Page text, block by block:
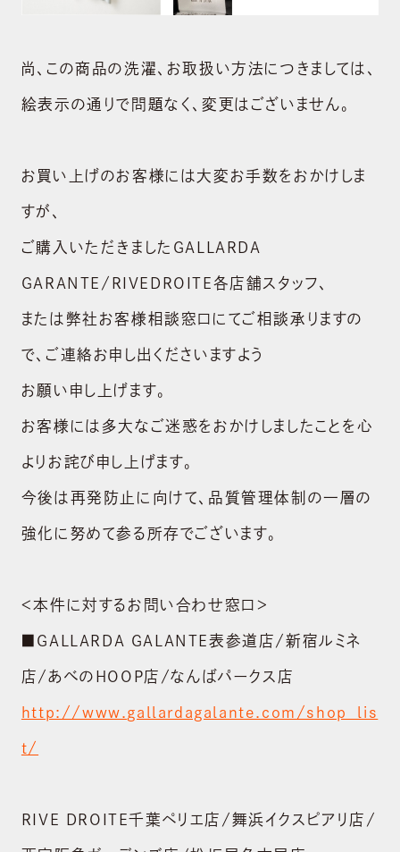
ABOUT US
尚、この商品の洗濯、お取扱い方法につきましては、
絵表示の通りで問題なく、変更はございません。
お買い上げのお客様には大変お手数をおかけしま
すが、
ご購入いただきましたGALLARDA
GARANTE/RIVEDROITE各店舗スタッフ、
または弊社お客様相談窓口にてご相談承りますの
で、ご連絡お申し出くださいますよう
お願い申し上げます。
お客様には多大なご迷惑をおかけしましたことを心
よりお詫び申し上げます。
今後は再発防止に向けて、品質管理体制の一層の
強化に努めて参る所存でございます。
＜本件に対するお問い合わせ窓口＞
■GALLARDA GALANTE表参道店/新宿ルミネ
店/あべのHOOP店/なんばパークス店
http://www.gallardagalante.com/shop_lis
t/
RIVE DROITE千葉ペリエ店/舞浜イクスピアリ店/